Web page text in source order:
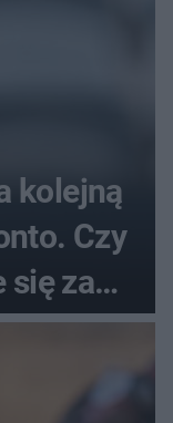
kolejną
Czy
się za